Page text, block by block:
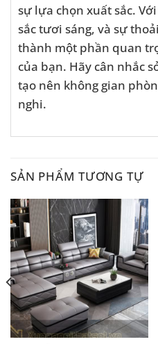
sự lựa chọn xuất sắc.
sắc tươi sáng, và sự
thành một phần quan
của bạn. Hãy cân nhắc
tạo nên không gian
nghi.
SẢN PHẨM TƯƠNG TỰ